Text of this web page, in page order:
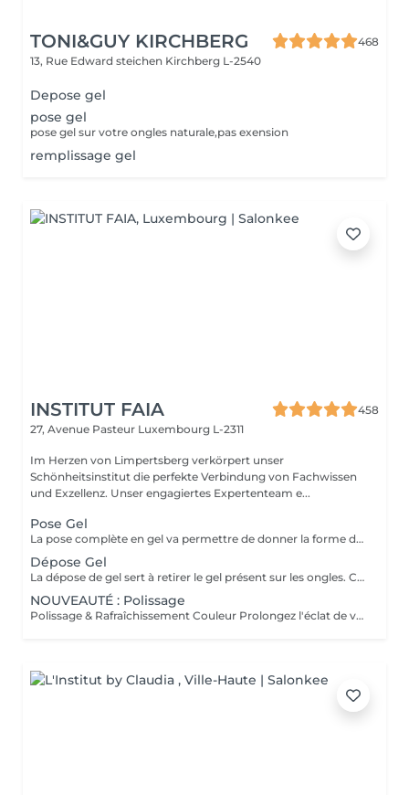
TONI&GUY KIRCHBERG
468
13, Rue Edward steichen Kirchberg L-2540
Depose gel
pose gel
pose gel sur votre ongles naturale,pas exension
remplissage gel
INSTITUT FAIA
458
27, Avenue Pasteur Luxembourg L-2311
Im Herzen von Limpertsberg verkörpert unser
Schönheitsinstitut die perfekte Verbindung von Fachwissen
und Exzellenz. Unser engagiertes Expertenteam e...
Pose Gel
La pose complète en gel va permettre de donner la forme désirée en rallongeant (ou pas) les ongles (préalablement préparés) soit par la technique du chablon (rallongement au gel) soit par les capsules. Ensuite vient la pose du gel qui sera façonné et enfin la pose de la couleur ou de la French.
Dépose Gel
La dépose de gel sert à retirer le gel présent sur les ongles. Cette prestation comprend uniquement le ponçage du gel et le raccourcissement des ongles.
NOUVEAUTÉ : Polissage
Polissage & Rafraîchissement Couleur Prolongez l'éclat de votre pose en toute simplicité. Après une pose complète ou un remplissage, profitez de ce service rapide qui permet de rafraîchir vos ongles sans recommencer une prestation complète. Nous préparons délicatement la surface existante, lissons la repousse et appliquons la couleur de votre choix pour un effet propre et soigné. Idéal entre deux remplissages, ce rendez-vous express vous offre des ongles impeccables et la liberté de changer de teinte selon vos envies.